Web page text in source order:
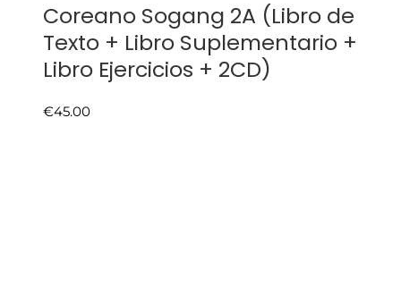
Coreano Sogang 2A (Libro de
Texto + Libro Suplementario +
Libro Ejercicios + 2CD)
€45.00